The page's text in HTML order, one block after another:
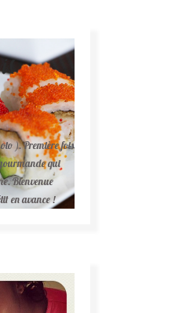
). Première fois
qui
Bienvenue
en avance !